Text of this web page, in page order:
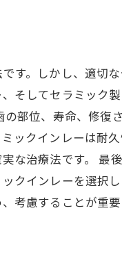
す。しかし、適切
そしてセラミック
部位、寿命、修復
ックインレーは耐
治療法です。 最
クインレーを選択
考慮することが重要